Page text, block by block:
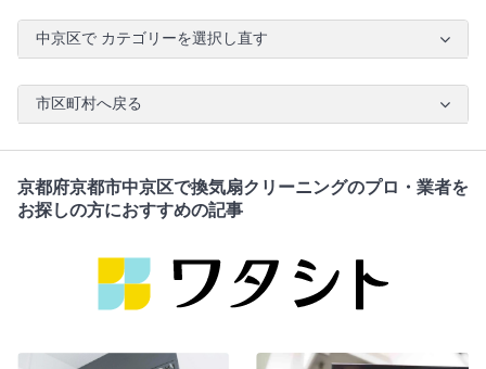
中京区で カテゴリーを選択し直す
市区町村へ戻る
京都府京都市中京区で換気扇クリーニングのプロ・業者を
お探しの方におすすめの記事